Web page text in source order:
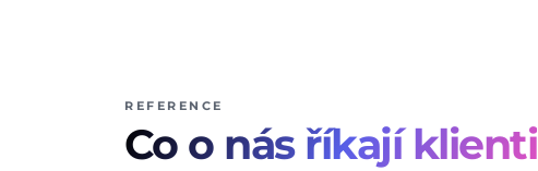
REFERENCE
Co o nás říkají klienti